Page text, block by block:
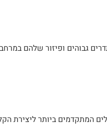
גבוהים ופיזור שלהם
והכלים המתקדמים ביותר ליצירת